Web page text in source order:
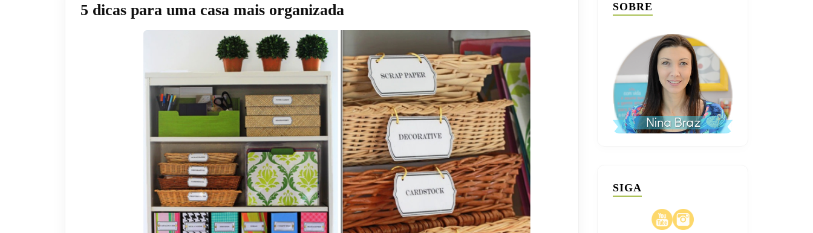
5 dicas para uma casa mais organizada SOBRE
SIGA